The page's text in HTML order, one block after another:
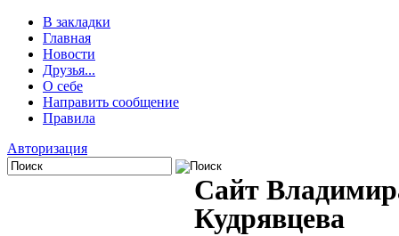
В закладки
Главная
Новости
Друзья...
О себе
Направить сообщение
Правила
Авторизация
Сайт
Кудрявцева